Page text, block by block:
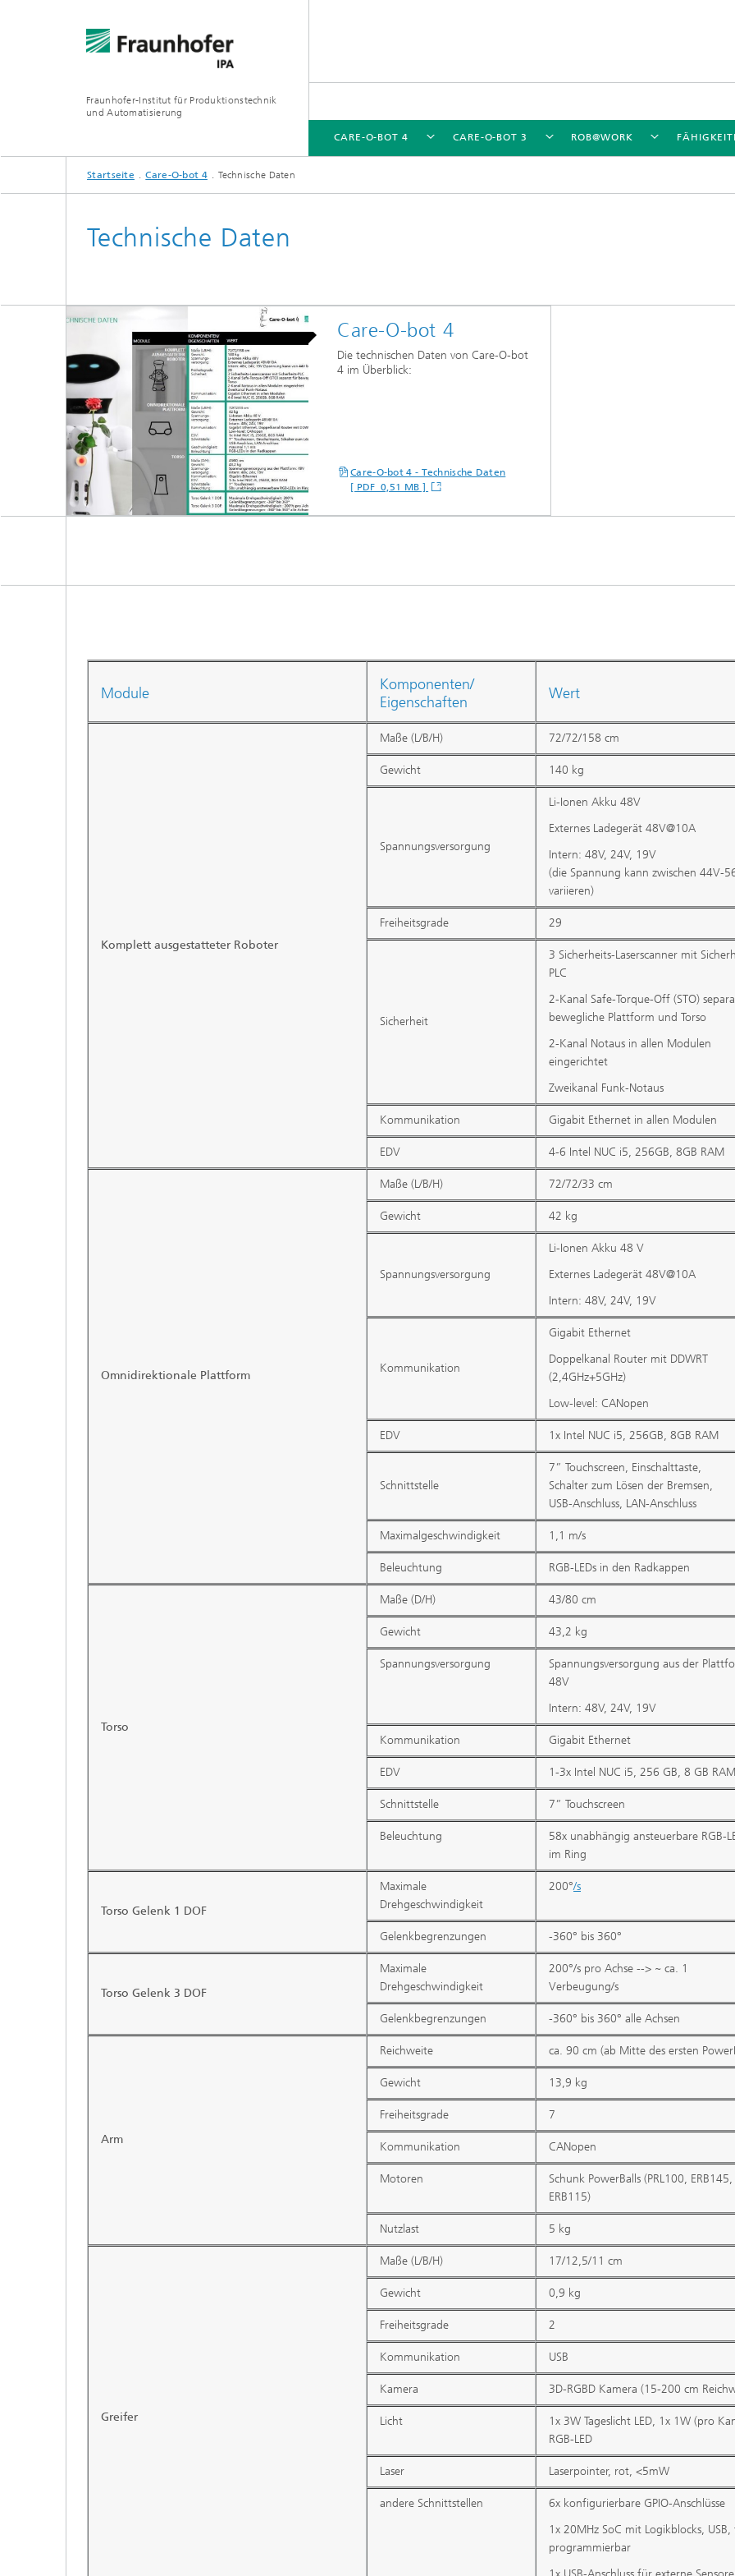
Fraunhofer-Institut für Produktionstechnik
und Automatisierung
CARE-O-BOT 4
CARE-O-BOT 4
CARE-O-BOT 3
CARE-O-BOT 3
ROB@WORK
ROB@WORK
FÄHIGKEITEN
Startseite Care-O-bot 4 Technische Daten
Technische Daten
Care-O-bot 4
Die technischen Daten von Care-O-bot
4 im Überblick:
Care-O-bot 4 - Technische Daten
[ PDF 0,51 MB ]
Module
Komponenten/
Eigenschaften
Wert
Komplett ausgestatteter Roboter
Maße (L/B/H) 72/72/158 cm
Gewicht 140 kg
Spannungsversorgung
Li-Ionen Akku 48V
Externes Ladegerät 48V@10A
Intern: 48V, 24V, 19V
(die Spannung kann zwischen 44V-
variieren)
Freiheitsgrade 29
Sicherheit
3 Sicherheits-Laserscanner mit
PLC
2-Kanal Safe-Torque-Off (STO)
bewegliche Plattform und Torso
2-Kanal Notaus in allen Modulen
eingerichtet
Zweikanal Funk-Notaus
Kommunikation Gigabit Ethernet in allen Modulen
EDV 4-6 Intel NUC i5, 256GB, 8GB RAM
Omnidirektionale Plattform
Maße (L/B/H) 72/72/33 cm
Gewicht 42 kg
Spannungsversorgung
Li-Ionen Akku 48 V
Externes Ladegerät 48V@10A
Intern: 48V, 24V, 19V
Kommunikation
Gigabit Ethernet
Doppelkanal Router mit DDWRT
(2,4GHz+5GHz)
Low-level: CANopen
EDV 1x Intel NUC i5, 256GB, 8GB RAM
Schnittstelle
7” Touchscreen, Einschalttaste,
Schalter zum Lösen der Bremsen,
USB-Anschluss, LAN-Anschluss
Maximalgeschwindigkeit 1,1 m/s
Beleuchtung RGB-LEDs in den Radkappen
Torso
Maße (D/H) 43/80 cm
Gewicht 43,2 kg
Spannungsversorgung
Spannungsversorgung aus der
48V
Intern: 48V, 24V, 19V
Kommunikation Gigabit Ethernet
EDV 1-3x Intel NUC i5, 256 GB, 8 GB RAM
Schnittstelle 7” Touchscreen
Beleuchtung
58x unabhängig ansteuerbare RGB-
im Ring
Torso Gelenk 1 DOF
Maximale
Drehgeschwindigkeit
200°/s
Gelenkbegrenzungen -360° bis 360°
Torso Gelenk 3 DOF
Maximale
Drehgeschwindigkeit
200°/s pro Achse --> ~ ca. 1
Verbeugung/s
Gelenkbegrenzungen -360° bis 360° alle Achsen
Arm
Reichweite ca. 90 cm (ab Mitte des ersten
Gewicht 13,9 kg
Freiheitsgrade 7
Kommunikation CANopen
Motoren
Schunk PowerBalls (PRL100, ERB145,
ERB115)
Nutzlast 5 kg
Greifer
Maße (L/B/H) 17/12,5/11 cm
Gewicht 0,9 kg
Freiheitsgrade 2
Kommunikation USB
Kamera 3D-RGBD Kamera (15-200 cm
Licht
1x 3W Tageslicht LED, 1x 1W (pro
RGB-LED
Laser Laserpointer, rot, <5mW
andere Schnittstellen
6x konfigurierbare GPIO-Anschlüsse
1x 20MHz SoC mit Logikblocks, USB,
programmierbar